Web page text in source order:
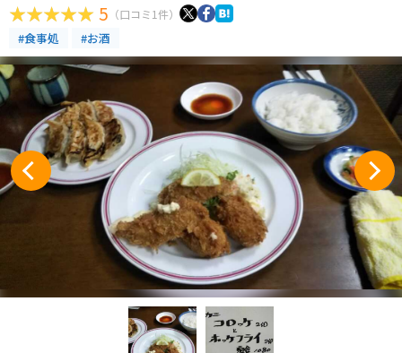
5 （口コミ1件）
#食事処 #お酒